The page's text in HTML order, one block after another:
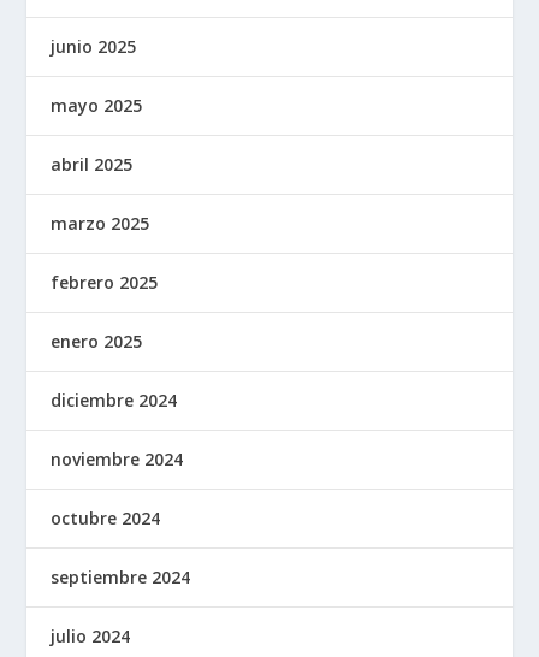
junio 2025
mayo 2025
abril 2025
marzo 2025
febrero 2025
enero 2025
diciembre 2024
noviembre 2024
octubre 2024
septiembre 2024
julio 2024